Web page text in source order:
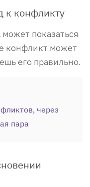
к конфликту
показаться
конфликт может
его правильно.
через
пара